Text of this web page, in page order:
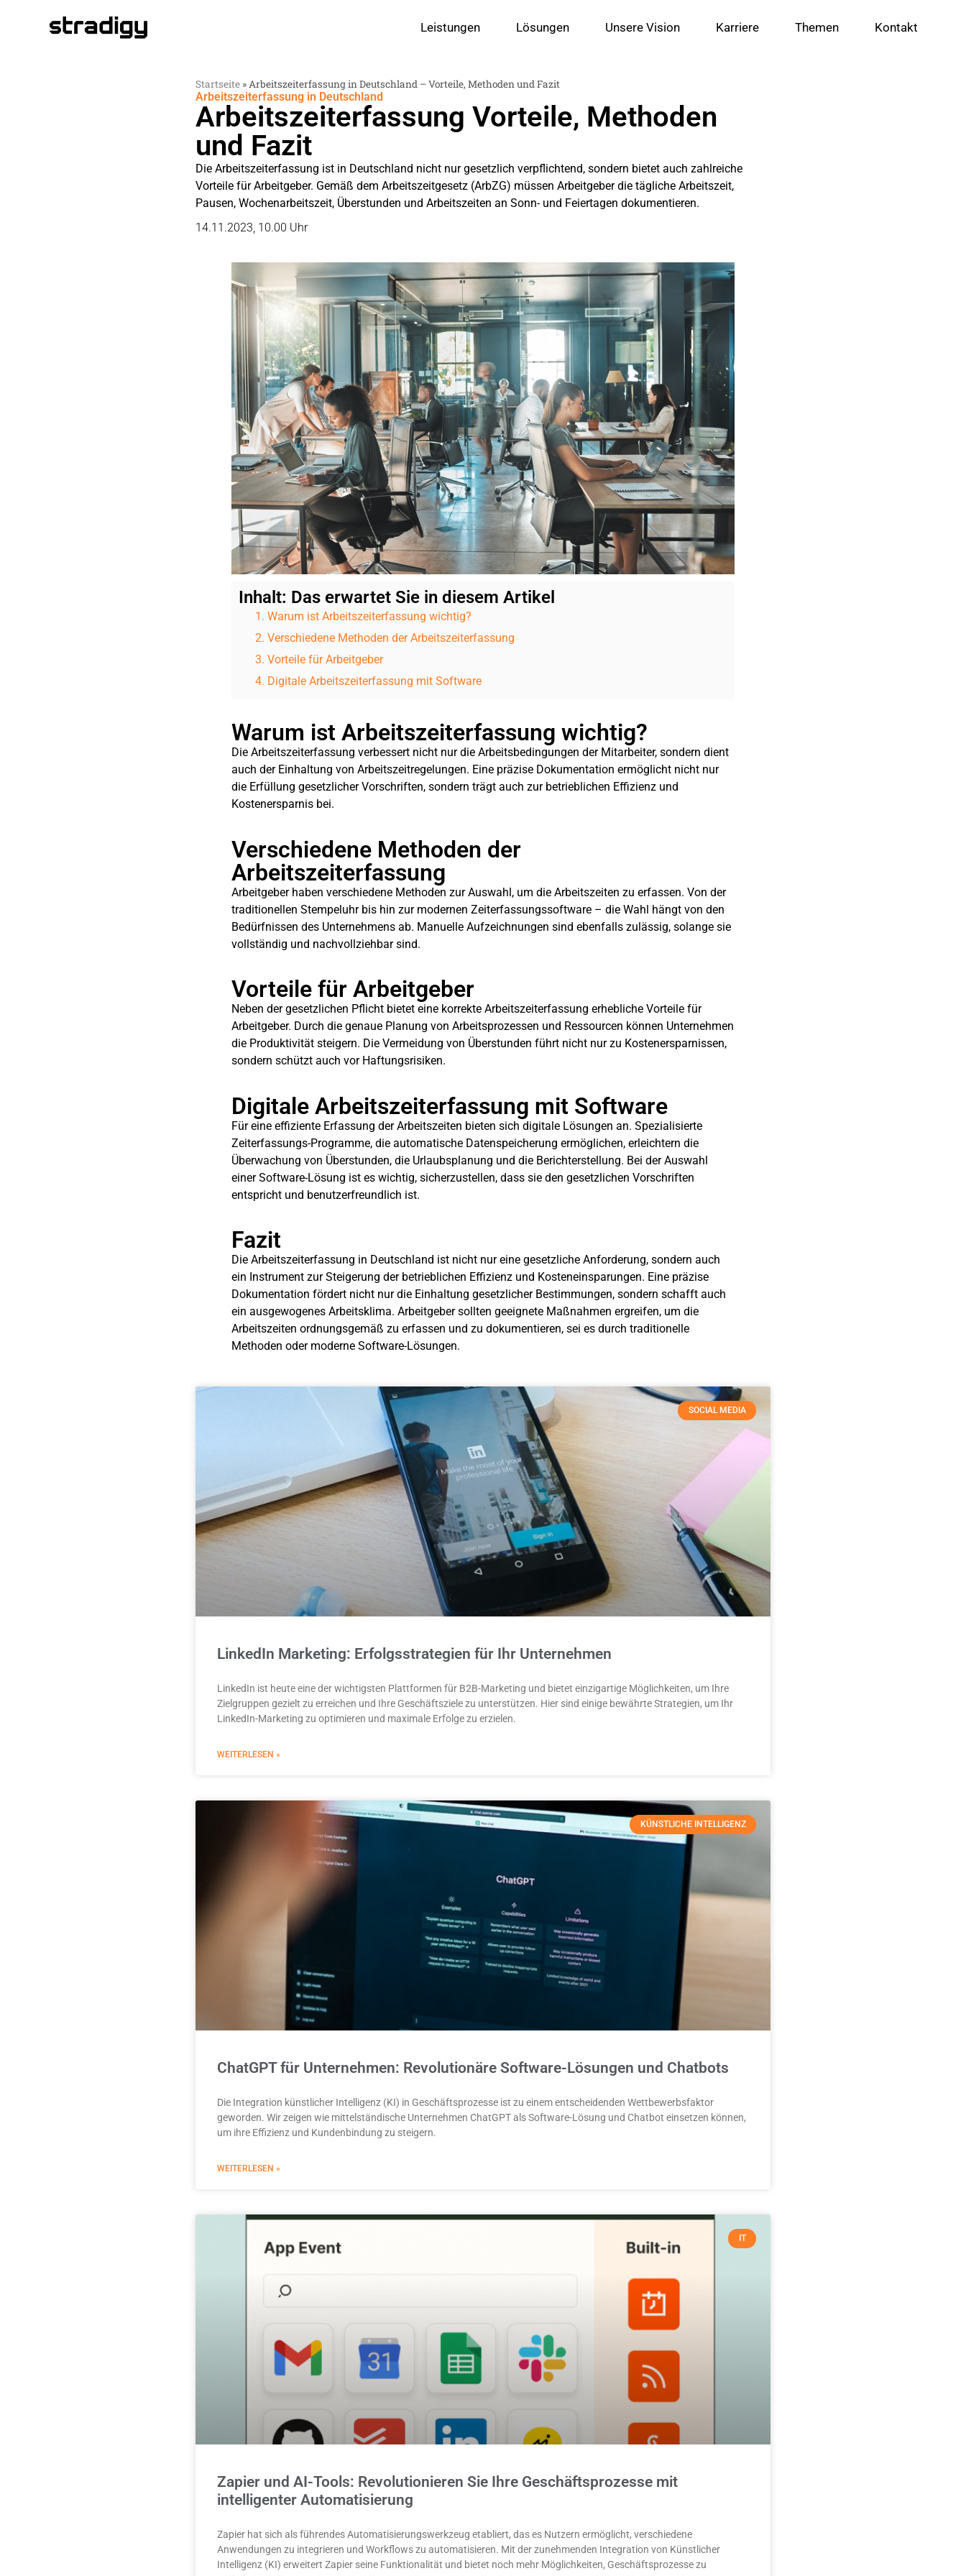
Leistungen Lösungen Unsere Vision Karriere Themen Kontakt
Startseite »Arbeitszeiterfassung in Deutschland – Vorteile, Methoden und Fazit
Arbeitszeiterfassung in Deutschland
Arbeitszeiterfassung Vorteile, Methoden
und Fazit
Die Arbeitszeiterfassung ist in Deutschland nicht nur gesetzlich verpflichtend, sondern bietet auch zahlreiche
Vorteile für Arbeitgeber. Gemäß dem Arbeitszeitgesetz (ArbZG) müssen Arbeitgeber die tägliche Arbeitszeit,
Pausen, Wochenarbeitszeit, Überstunden und Arbeitszeiten an Sonn- und Feiertagen dokumentieren.
14.11.2023, 10.00 Uhr
Inhalt: Das erwartet Sie in diesem Artikel
Warum ist Arbeitszeiterfassung wichtig?​
Verschiedene Methoden der Arbeitszeiterfassung​
Vorteile für Arbeitgeber​
Digitale Arbeitszeiterfassung mit Software​
Warum ist Arbeitszeiterfassung wichtig?
Die Arbeitszeiterfassung verbessert nicht nur die Arbeitsbedingungen der Mitarbeiter, sondern dient
auch der Einhaltung von Arbeitszeitregelungen. Eine präzise Dokumentation ermöglicht nicht nur
die Erfüllung gesetzlicher Vorschriften, sondern trägt auch zur betrieblichen Effizienz und
Kostenersparnis bei.
Verschiedene Methoden der
Arbeitszeiterfassung
Arbeitgeber haben verschiedene Methoden zur Auswahl, um die Arbeitszeiten zu erfassen. Von der
traditionellen Stempeluhr bis hin zur modernen Zeiterfassungssoftware – die Wahl hängt von den
Bedürfnissen des Unternehmens ab. Manuelle Aufzeichnungen sind ebenfalls zulässig, solange sie
vollständig und nachvollziehbar sind.
Vorteile für Arbeitgeber
Neben der gesetzlichen Pflicht bietet eine korrekte Arbeitszeiterfassung erhebliche Vorteile für
Arbeitgeber. Durch die genaue Planung von Arbeitsprozessen und Ressourcen können Unternehmen
die Produktivität steigern. Die Vermeidung von Überstunden führt nicht nur zu Kostenersparnissen,
sondern schützt auch vor Haftungsrisiken.
Digitale Arbeitszeiterfassung mit Software
Für eine effiziente Erfassung der Arbeitszeiten bieten sich digitale Lösungen an. Spezialisierte
Zeiterfassungs-Programme, die automatische Datenspeicherung ermöglichen, erleichtern die
Überwachung von Überstunden, die Urlaubsplanung und die Berichterstellung. Bei der Auswahl
einer Software-Lösung ist es wichtig, sicherzustellen, dass sie den gesetzlichen Vorschriften
entspricht und benutzerfreundlich ist.
Fazit
Die Arbeitszeiterfassung in Deutschland ist nicht nur eine gesetzliche Anforderung, sondern auch
ein Instrument zur Steigerung der betrieblichen Effizienz und Kosteneinsparungen. Eine präzise
Dokumentation fördert nicht nur die Einhaltung gesetzlicher Bestimmungen, sondern schafft auch
ein ausgewogenes Arbeitsklima. Arbeitgeber sollten geeignete Maßnahmen ergreifen, um die
Arbeitszeiten ordnungsgemäß zu erfassen und zu dokumentieren, sei es durch traditionelle
Methoden oder moderne Software-Lösungen.
SOCIAL MEDIA
LinkedIn Marketing: Erfolgsstrategien für Ihr Unternehmen​
LinkedIn ist heute eine der wichtigsten Plattformen für B2B-Marketing und bietet einzigartige Möglichkeiten, um Ihre
Zielgruppen gezielt zu erreichen und Ihre Geschäftsziele zu unterstützen. Hier sind einige bewährte Strategien, um Ihr
LinkedIn-Marketing zu optimieren und maximale Erfolge zu erzielen.
WEITERLESEN »
KÜNSTLICHE INTELLIGENZ
ChatGPT für Unternehmen: Revolutionäre Software-Lösungen und Chatbots
Die Integration künstlicher Intelligenz (KI) in Geschäftsprozesse ist zu einem entscheidenden Wettbewerbsfaktor
geworden. Wir zeigen wie mittelständische Unternehmen ChatGPT als Software-Lösung und Chatbot einsetzen können,
um ihre Effizienz und Kundenbindung zu steigern.
WEITERLESEN »
IT
Zapier und AI-Tools: Revolutionieren Sie Ihre Geschäftsprozesse mit
intelligenter Automatisierung
Zapier hat sich als führendes Automatisierungswerkzeug etabliert, das es Nutzern ermöglicht, verschiedene
Anwendungen zu integrieren und Workflows zu automatisieren. Mit der zunehmenden Integration von Künstlicher
Intelligenz (KI) erweitert Zapier seine Funktionalität und bietet noch mehr Möglichkeiten, Geschäftsprozesse zu